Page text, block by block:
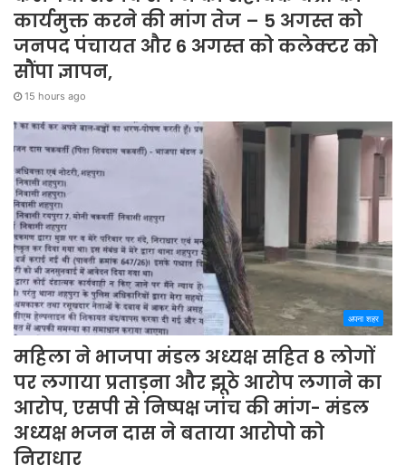
कार्यमुक्त करने की मांग तेज – 5 अगस्त को
जनपद पंचायत और 6 अगस्त को कलेक्टर को
सौंपा ज्ञापन,
15 hours ago
अपना शहर
महिला ने भाजपा मंडल अध्यक्ष सहित 8 लोगों
पर लगाया प्रताड़ना और झूठे आरोप लगाने का
आरोप, एसपी से निष्पक्ष जांच की मांग- मंडल
अध्यक्ष भजन दास ने बताया आरोपो को
निराधार